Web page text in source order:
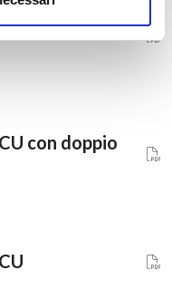
PLUG&PLAY
con doppio